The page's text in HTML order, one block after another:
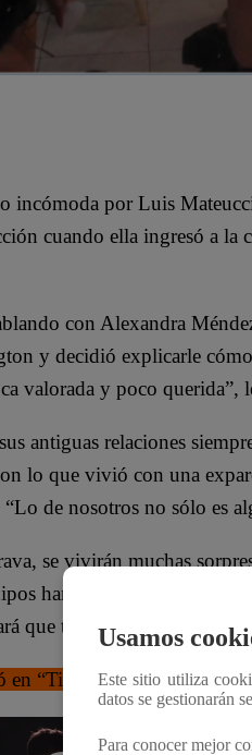
incómoda por Luis
cuando ella ingresó a la
con Alexandra
y decidió explicarle
valorada y poco
antiguas relaciones
lo que vivió con una
de nosotros no sólo es
se vivirán muchas
hará que todos tengan el
que todo se ponga de
“Tierra Brava” dándole
Usamos
Este sitio utiliza
datos se gestionarán
Para conocer mejor